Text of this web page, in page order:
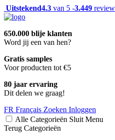
Uitstekend4.3 van 5 -3.449
650.000 blije klanten
Word jij een van hen?
Gratis samples
Voor producten tot €5
80 jaar ervaring
Dit delen we graag!
FR Français Zoeken Inloggen
Alle Categorieën Sluit Menu
Terug Categorieën